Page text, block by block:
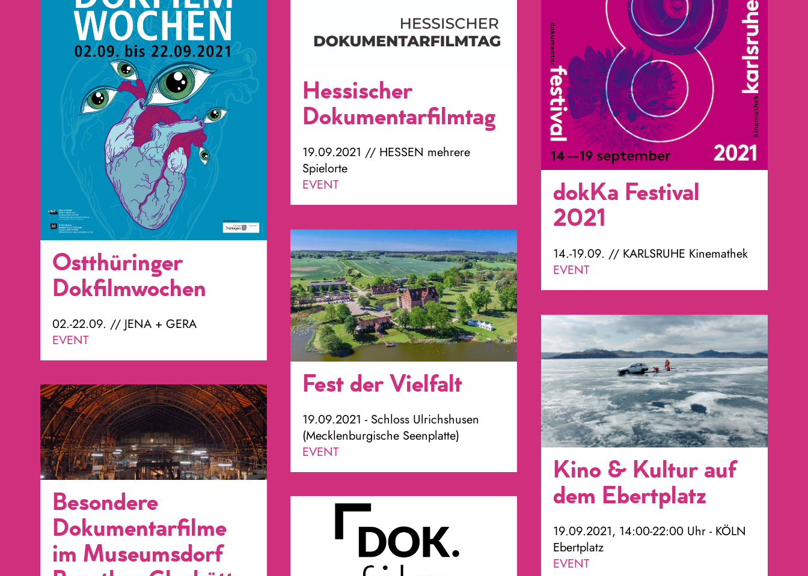
Ostthüringer
Dokfilmwochen
02.-22.09. // JENA + GERA
EVENT
Hessischer
Dokumentarfilmtag
19.09.2021 // HESSEN mehrere
Spielorte
EVENT
dokKa Festival
2021
14.-19.09. // KARLSRUHE Kinemathek
EVENT
Besondere
Dokumentarfilme
im Museumsdorf
Fest der Vielfalt
19.09.2021 - Schloss Ulrichshusen
(Mecklenburgische Seenplatte)
EVENT
Kino & Kultur auf
dem Ebertplatz
19.09.2021, 14:00-22:00 Uhr - KÖLN
Ebertplatz
EVENT